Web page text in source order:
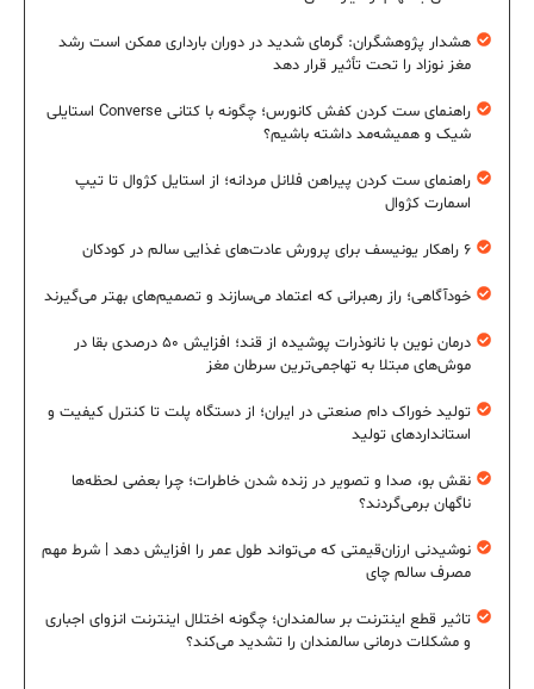
هشدار پژوهشگران: گرمای شدید در دوران بارداری ممکن است رشد
مغز نوزاد را تحت تأثیر قرار دهد
راهنمای ست کردن کفش کانورس؛ چگونه با کتانی Converse استایلی
شیک و همیشه‌مد داشته باشیم؟
راهنمای ست کردن پیراهن فلانل مردانه؛ از استایل کژوال تا تیپ
اسمارت کژوال
۶ راهکار یونیسف برای پرورش عادت‌های غذایی سالم در کودکان
خودآگاهی؛ راز رهبرانی که اعتماد می‌سازند و تصمیم‌های بهتر می‌گیرند
درمان نوین با نانوذرات پوشیده از قند؛ افزایش ۵۰ درصدی بقا در
موش‌های مبتلا به تهاجمی‌ترین سرطان مغز
تولید خوراک دام صنعتی در ایران؛ از دستگاه پلت تا کنترل کیفیت و
استانداردهای تولید
نقش بو، صدا و تصویر در زنده شدن خاطرات؛ چرا بعضی لحظه‌ها
ناگهان برمی‌گردند؟
نوشیدنی ارزان‌قیمتی که می‌تواند طول عمر را افزایش دهد | شرط مهم
مصرف سالم چای
تاثیر قطع اینترنت بر سالمندان؛ چگونه اختلال اینترنت انزوای اجباری
و مشکلات درمانی سالمندان را تشدید می‌کند؟